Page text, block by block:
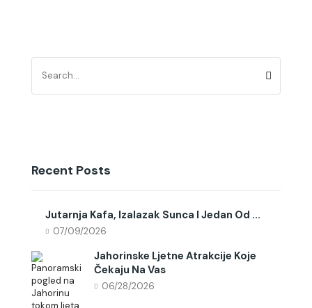
Recent Posts
Jutarnja Kafa, Izalazak Sunca I Jedan Od ...
07/09/2026
Jahorinske Ljetne Atrakcije Koje
Čekaju Na Vas
06/28/2026